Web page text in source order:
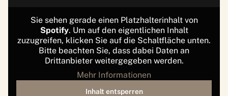
Sie sehen gerade einen Platzhalterinhalt von
Spotify. Um auf den eigentlichen Inhalt
zuzugreifen, klicken Sie auf die Schaltfläche unten.
Bitte beachten Sie, dass dabei Daten an
Drittanbieter weitergegeben werden.
Mehr Informationen
Inhalt entsperren